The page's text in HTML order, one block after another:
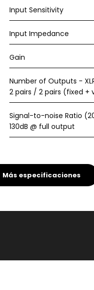
Input Sensitivity
Input Impedance
Gain
Number of Outputs -
2 pairs / 2 pairs (fixed +
Signal-to-noise Ratio
130dB @ full output
Crosstalk @ 1kHz
Más especificaciones